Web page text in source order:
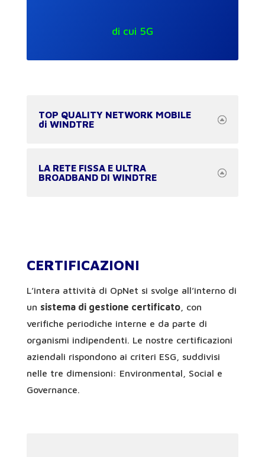
di cui 5G
TOP QUALITY NETWORK MOBILE
di WINDTRE
LA RETE FISSA E ULTRA
BROADBAND DI WINDTRE
CERTIFICAZIONI
L’intera attività di OpNet si svolge all’interno di
un sistema di gestione certificato, con
verifiche periodiche interne e da parte di
organismi indipendenti. Le nostre certificazioni
aziendali rispondono ai criteri ESG, suddivisi
nelle tre dimensioni: Environmental, Social e
Governance.